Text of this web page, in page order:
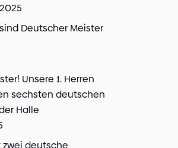
Deutscher Meister
Unsere 1. Herren
sechsten deutschen
Halle
zwei deutsche